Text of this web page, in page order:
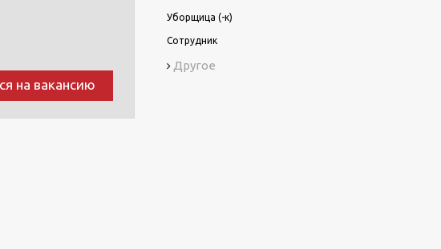
на вакансию
Уборщица (-к)
Сотрудник
Другое